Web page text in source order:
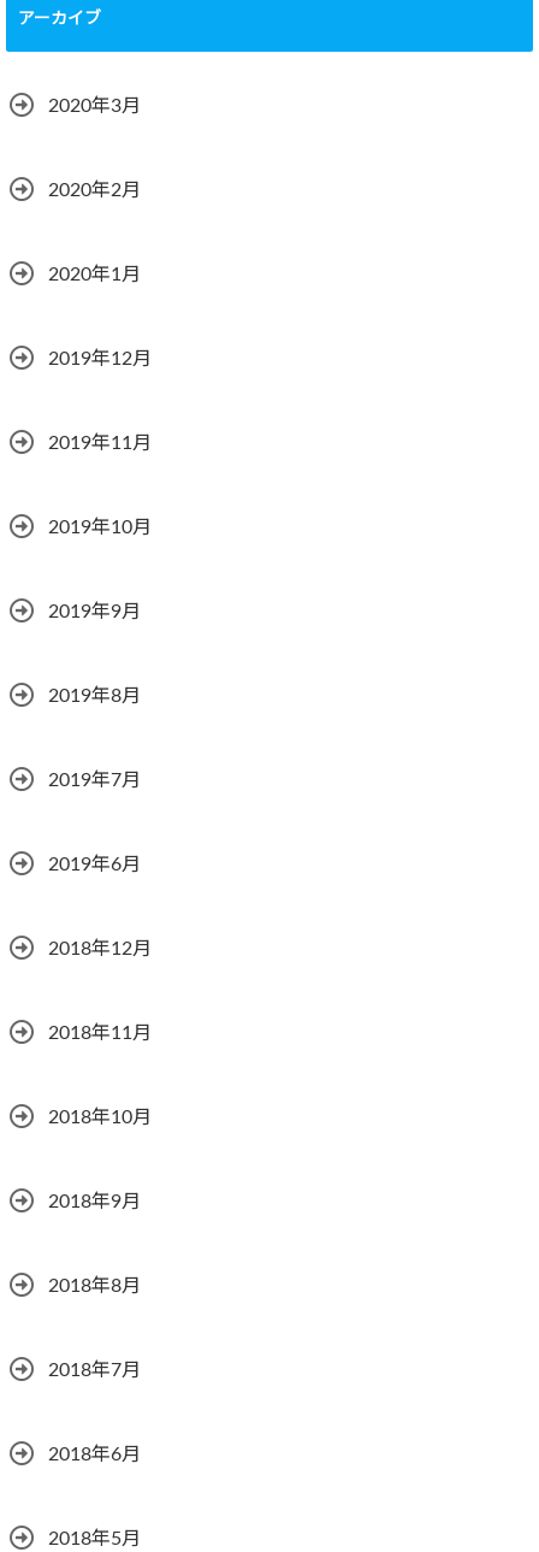
アーカイブ
2020年3月
2020年2月
2020年1月
2019年12月
2019年11月
2019年10月
2019年9月
2019年8月
2019年7月
2019年6月
2018年12月
2018年11月
2018年10月
2018年9月
2018年8月
2018年7月
2018年6月
2018年5月